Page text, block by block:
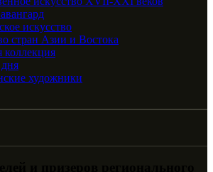
искусство
стран Азии и Востока
художники